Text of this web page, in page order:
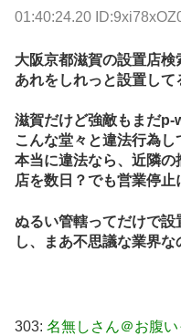
01:40:24.20
大阪京都滋賀の設置店検
あれをしれっと設置して
滋賀だけど強敵もまだp-
こんな堂々と違法行為し
本当に違法なら、近隣
店を数日？でも営業停止
ぬるい管轄ってだけで
し、まあ不思議な業界な
303: 名無しさん＠お腹い